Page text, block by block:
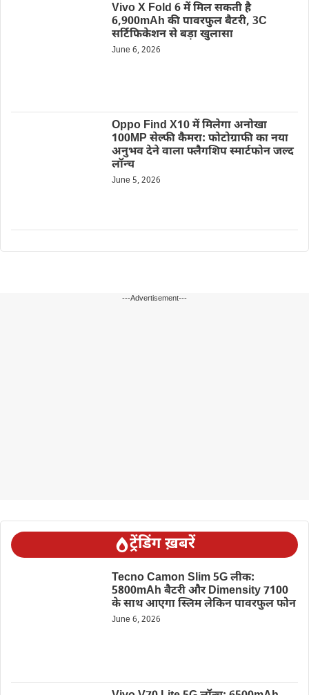
Vivo X Fold 6 में मिल सकती है
6,900mAh की पावरफुल बैटरी, 3C
सर्टिफिकेशन से बड़ा खुलासा
June 6, 2026
Oppo Find X10 में मिलेगा अनोखा
100MP सेल्फी कैमरा: फोटोग्राफी का नया
अनुभव देने वाला फ्लैगशिप स्मार्टफोन जल्द
लॉन्च
June 5, 2026
---Advertisement---
ट्रेंडिंग ख़बरें
Tecno Camon Slim 5G लीक:
5800mAh बैटरी और Dimensity 7100
के साथ आएगा स्लिम लेकिन पावरफुल फोन
June 6, 2026